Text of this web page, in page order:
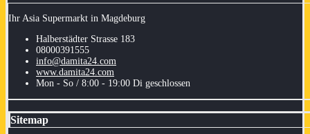
Ihr Asia Supermarkt in Magdeburg
Halberstädter Strasse 183
08000391555
info@damita24.com
www.damita24.com
Mon - So / 8:00 - 19:00 Di geschlossen
Sitemap